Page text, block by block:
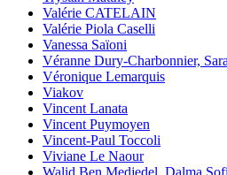
Valérie CATELAIN
Valérie Piola Caselli
Vanessa Saïoni
Véranne Dury-Charbonnier,
Véronique Lemarquis
Viakov
Vincent Lanata
Vincent Puymoyen
Vincent-Paul Toccoli
Viviane Le Naour